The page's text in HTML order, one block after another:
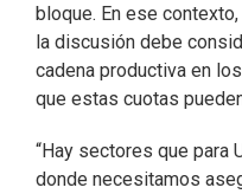
bloque. En ese
la discusión debe
cadena productiva en
que estas cuotas
“Hay sectores que para
donde necesitamos